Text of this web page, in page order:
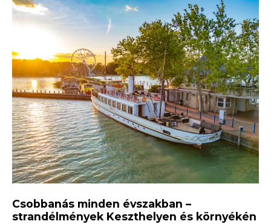
Csobbanás minden évszakban –
strandélmények Keszthelyen és környékén